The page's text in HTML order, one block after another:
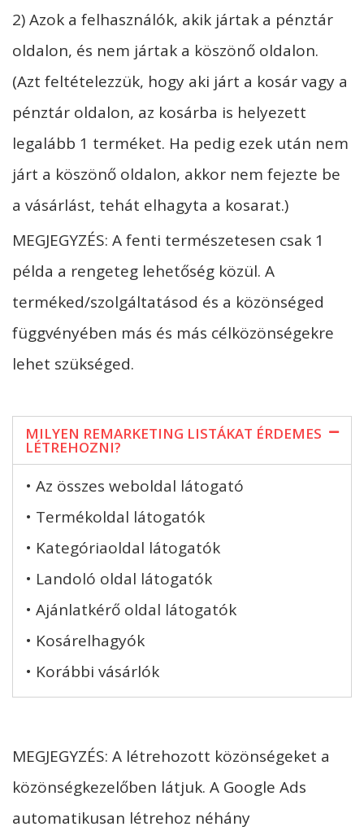
2) Azok a felhasználók, akik jártak a pénztár
oldalon, és nem jártak a köszönő oldalon.
(Azt feltételezzük, hogy aki járt a kosár vagy a
pénztár oldalon, az kosárba is helyezett
legalább 1 terméket. Ha pedig ezek után nem
járt a köszönő oldalon, akkor nem fejezte be
a vásárlást, tehát elhagyta a kosarat.)
MEGJEGYZÉS: A fenti természetesen csak 1
példa a rengeteg lehetőség közül. A
terméked/szolgáltatásod és a közönséged
függvényében más és más célközönségekre
lehet szükséged.
MILYEN REMARKETING LISTÁKAT ÉRDEMES
LÉTREHOZNI?
• Az összes weboldal látogató
• Termékoldal látogatók
• Kategóriaoldal látogatók
• Landoló oldal látogatók
• Ajánlatkérő oldal látogatók
• Kosárelhagyók
• Korábbi vásárlók
MEGJEGYZÉS: A létrehozott közönségeket a
közönségkezelőben látjuk. A Google Ads
automatikusan létrehoz néhány